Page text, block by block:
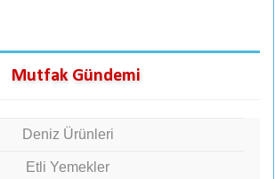
Mutfak Gündemi
Deniz Ürünleri
Etli Yemekler